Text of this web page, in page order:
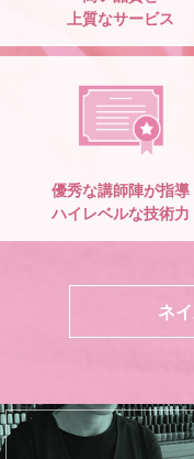
上質なサービス
優秀な講師陣が指導
ハイレベルな技術力
ネ